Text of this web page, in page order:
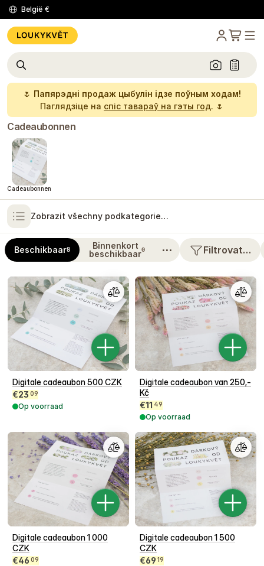
België €
🌷 Папярэдні продаж цыбулін ідзе поўным ходам!
Паглядзіце на спіс тавараў на гэты год. 🌷
Cadeaubonnen
Cadeaubonnen
Zobrazit všechny podkategorie…
Beschikbaar8
Binnenkort
beschikbaar0 ⋯ Filtrovat…
Digitale cadeaubon 500 CZK
€23 09
Op voorraad
Digitale cadeaubon van 250,-
Kč
€11 49
Op voorraad
Digitale cadeaubon 1 000
CZK
€46 09
Digitale cadeaubon 1 500
CZK
€69 19